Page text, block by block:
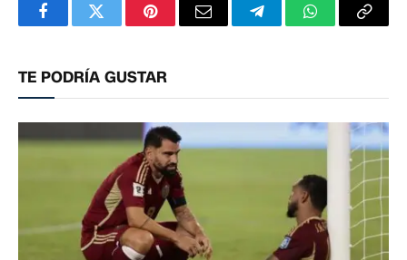
FacebookTwitterPinterestCorreoTelegramWhatsApp
TE PODRÍA GUSTAR